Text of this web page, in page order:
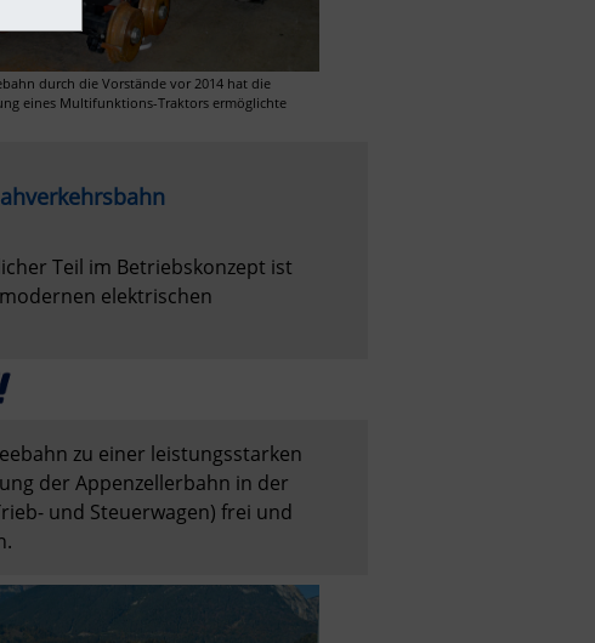
durch die Vorstände vor 2014 hat die
eines Multifunktions-Traktors ermöglichte
Teil im Betriebskonzept ist
elektrischen
zu einer leistungsstarken
der Appenzellerbahn in der
und Steuerwagen) frei und